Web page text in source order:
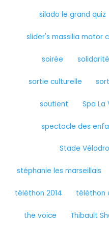
silado le grand quiz
slider's massilia motor
soirée solidarité
sortie culturelle
soutient Spa La
spectacle des
Stade
stéphanie les marseillais
téléthon 2014 téléthon
the voice Thibault